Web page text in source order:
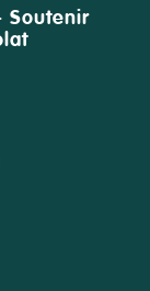
Soutenir